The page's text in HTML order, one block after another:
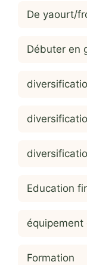
De yaourt/
Débuter en
Education
équipement
Formation